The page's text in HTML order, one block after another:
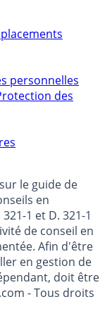
personnelles
des
le guide de
en
1 et D. 321-1
de conseil en
Afin d'être
en gestion de
doit être
- Tous droits